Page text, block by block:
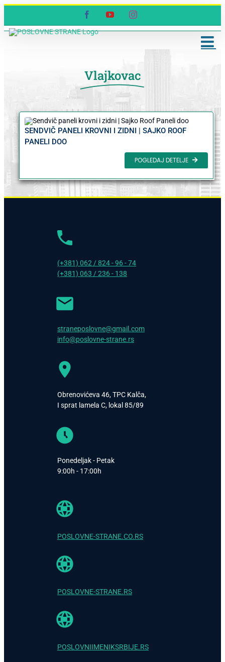
content
FacebookYouTubeInstagram
Vlajkovac
SENDVIČ PANELI KROVNI I ZIDNI | SAJKO ROOF
PANELI DOO
POGLEDAJ DETELJE
(+381) 062 / 824 - 96 - 74
(+381) 063 / 236 - 138
straneposlovne@gmail.com
info@poslovne-strane.rs
Obrenovićeva 46, TPC Kalča,
I sprat lamela C, lokal 85/89
Ponedeljak - Petak
9:00h - 17:00h
POSLOVNE-STRANE.CO.RS
POSLOVNE-STRANE.RS
POSLOVNIIMENIKSRBIJE.RS